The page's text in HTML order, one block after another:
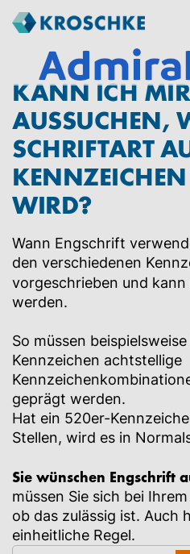
KANN ICH MIR
AUSSUCHEN,
SCHRIFTART
WIRD?
Wann Engschrift
den verschiedenen
vorgeschrieben und kann
werden.
So müssen
Kennzeichen achtstellige
geprägt werden.
Hat ein 520er-
Stellen, wird es in
Sie wünschen Engschrift
müssen Sie sich bei
ob das zulässig ist. Auch
einheitliche Regel.